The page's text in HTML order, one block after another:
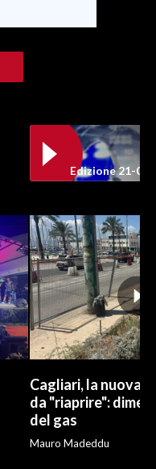
Edizione 21-05-
Cagliari, la nuova
da "riaprire":
del gas
Mauro Madeddu